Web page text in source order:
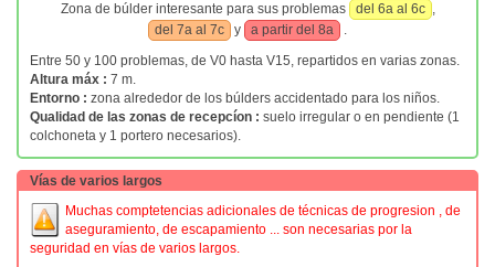
Zona de búlder interesante para sus problemas
del 6a al 6c ,
del 7a al 7c
y a partir del 8a
.
Entre 50 y 100 problemas, de V0 hasta V15, repartidos en varias zonas.
Altura máx : 7 m.
Entorno : zona alrededor de los búlders accidentado para los niños.
Qualidad de las zonas de recepcíon : suelo irregular o en pendiente (1
colchoneta y 1 portero necesarios).
Vías de varios largos
Muchas comptetencias adicionales de técnicas de progresion , de
aseguramiento, de escapamiento ... son necesarias por la
seguridad en vías de varios largos.